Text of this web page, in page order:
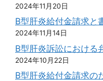
2024年11月20日
B型肝炎給付金請求と
2024年11月14日
B型肝炎訴訟における
2024年10月22日
B型肝炎給付金請求の